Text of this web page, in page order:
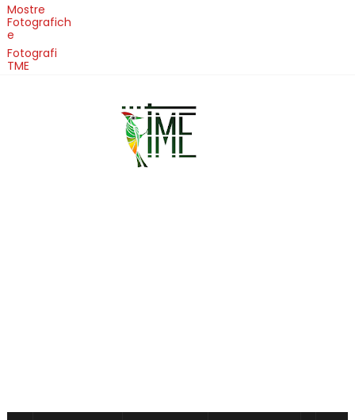
Mostre
Fotografich
e
Fotografi
TME